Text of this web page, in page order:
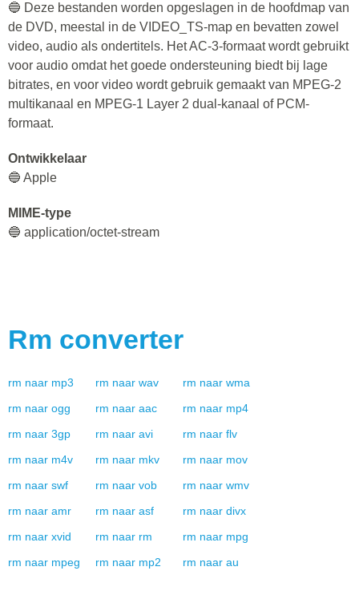
🔵 Deze bestanden worden opgeslagen in de hoofdmap van
de DVD, meestal in de VIDEO_TS-map en bevatten zowel
video, audio als ondertitels. Het AC-3-formaat wordt gebruikt
voor audio omdat het goede ondersteuning biedt bij lage
bitrates, en voor video wordt gebruik gemaakt van MPEG-2
multikanaal en MPEG-1 Layer 2 dual-kanaal of PCM-
formaat.
Ontwikkelaar
🔵 Apple
MIME-type
🔵 application/octet-stream
Rm converter
rm naar mp3 rm naar wav rm naar wma
rm naar ogg rm naar aac rm naar mp4
rm naar 3gp rm naar avi rm naar flv
rm naar m4v rm naar mkv rm naar mov
rm naar swf rm naar vob rm naar wmv
rm naar amr rm naar asf rm naar divx
rm naar xvid rm naar rm rm naar mpg
rm naar mpeg rm naar mp2 rm naar au